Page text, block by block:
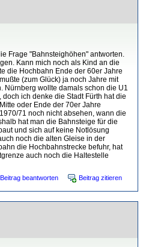
Frage "Bahnsteighöhen" antworten.
Kann mich noch als Kind an die
die Hochbahn Ende der 60er Jahre
(zum Glück) ja noch Jahre mit
Nürnberg wollte damals schon die U1
ich denke die Stadt Fürth hat die
oder Ende der 70er Jahre
71 noch nicht absehen, wann die
hat man die Bahnsteige für die
und sich auf keine Notlösung
noch die alten Gleise in der
die Hochbahnstrecke befuhr, hat
auch noch die Haltestelle
Beitrag beantworten Beitrag zitieren